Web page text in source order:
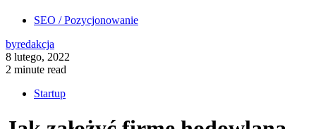
SEO / Pozycjonowanie
byredakcja
8 lutego, 2022
2 minute read
Startup